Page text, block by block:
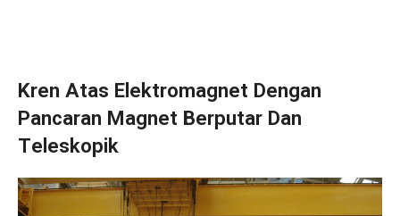
Kren Atas Elektromagnet Dengan
Pancaran Magnet Berputar Dan
Teleskopik